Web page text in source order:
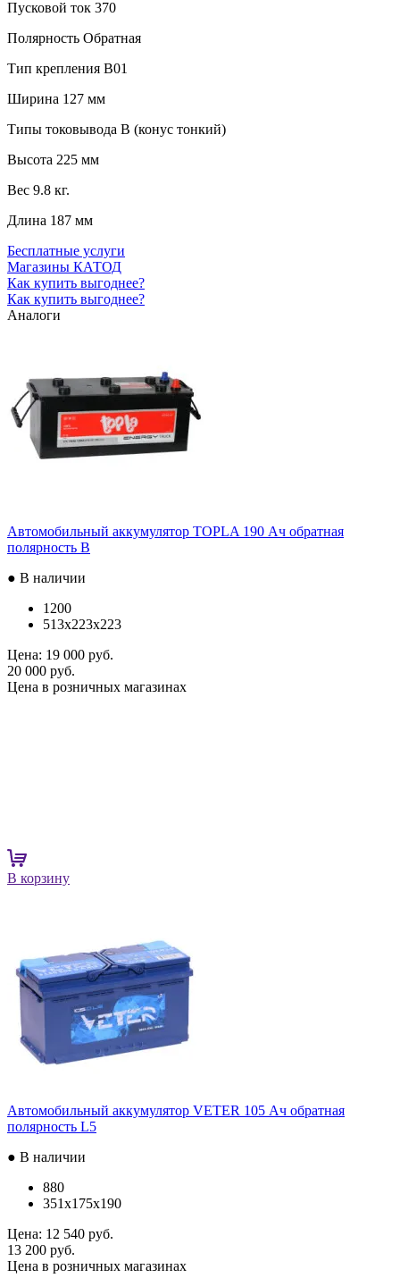
Пусковой ток 370
Полярность Обратная
Тип крепления B01
Ширина 127 мм
Типы токовывода B (конус тонкий)
Высота 225 мм
Вес 9.8 кг.
Длина 187 мм
Бесплатные услуги
Магазины КАТОД
Как купить выгоднее?
Как купить выгоднее?
Аналоги
Автомобильный аккумулятор TOPLA 190 Ач обратная
полярность B
● В наличии
1200
513x223x223
Цена: 19 000 руб.
20 000 руб.
Цена в розничных магазинах
В корзину
Автомобильный аккумулятор VETER 105 Ач обратная
полярность L5
● В наличии
880
351x175x190
Цена: 12 540 руб.
13 200 руб.
Цена в розничных магазинах